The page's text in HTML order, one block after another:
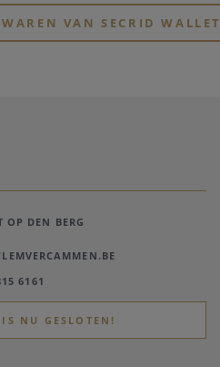
tegen buigen en breken.
beschermt deze ook tegen
VAN SECRID
OP DEN BERG
6161
NU GESLOTEN!